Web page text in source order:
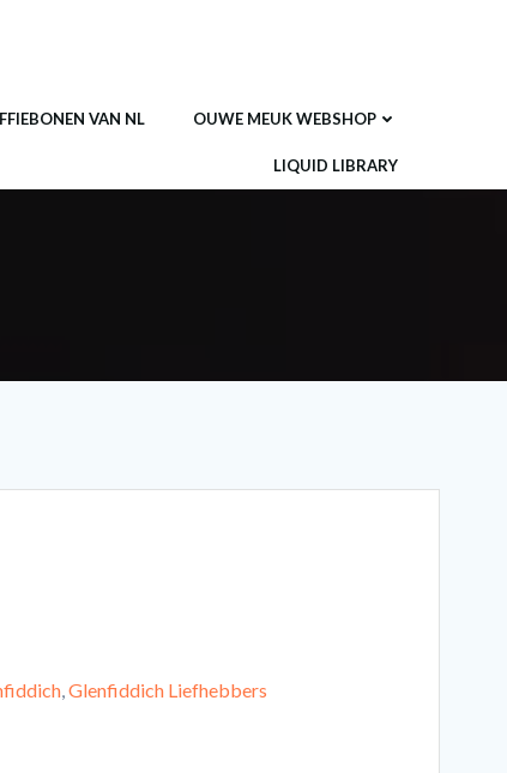
VAN NL OUWE MEUK WEBSHOP
LIQUID LIBRARY
,Glenfiddich Liefhebbers